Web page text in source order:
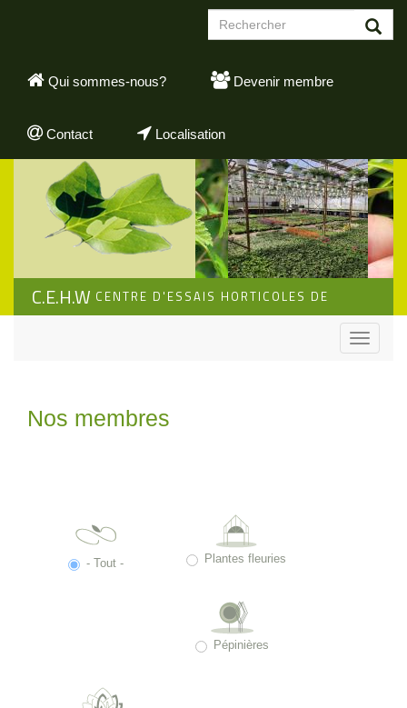
Formulaire
de
Qui sommes-nous? Devenir membre
Contact Localisation
C.E.H.W CENTRE D'ESSAIS HORTICOLES DE
Toggle
Nos membres
- Tout - Plantes fleuries
Pépinières